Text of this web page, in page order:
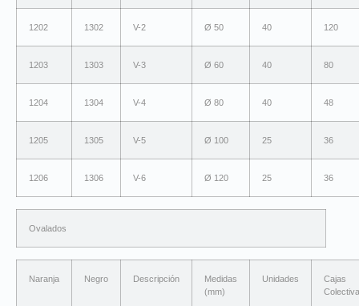
1202 1302 V-2 Ø 50 40 120
1203 1303 V-3 Ø 60 40 80
1204 1304 V-4 Ø 80 40 48
1205 1305 V-5 Ø 100 25 36
1206 1306 V-6 Ø 120 25 36
Ovalados
Naranja Negro Descripción
Medidas
(mm)
Unidades
Cajas